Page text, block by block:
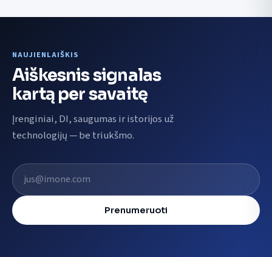
NAUJIENLAIŠKIS
Aiškesnis signalas
kartą per savaitę
Įrenginiai, DI, saugumas ir istorijos už
technologijų — be triukšmo.
El. pašto adresas
Prenumeruoti